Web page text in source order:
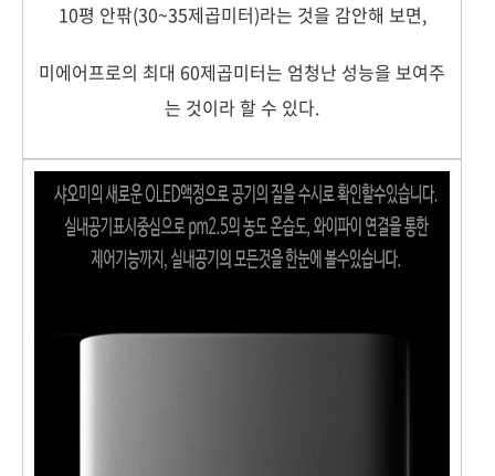
10평 안팎(30~35제곱미터)라는 것을 감안해 보면,
미에어프로의 최대 60제곱미터는 엄청난 성능을 보여주
는 것이라 할 수 있다.